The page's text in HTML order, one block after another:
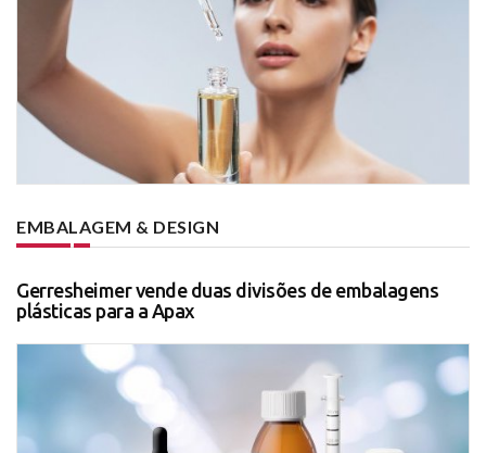
EMBALAGEM & DESIGN
Gerresheimer vende duas divisões de embalagens
plásticas para a Apax